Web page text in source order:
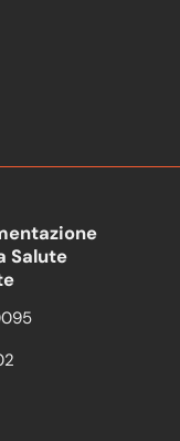
Salute